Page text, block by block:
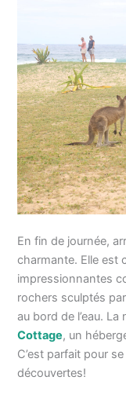
En fin de journée,
charmante. Elle est
impressionnantes
rochers sculptés
au bord de l’eau.
Cottage, un
C’est parfait pour
découvertes!